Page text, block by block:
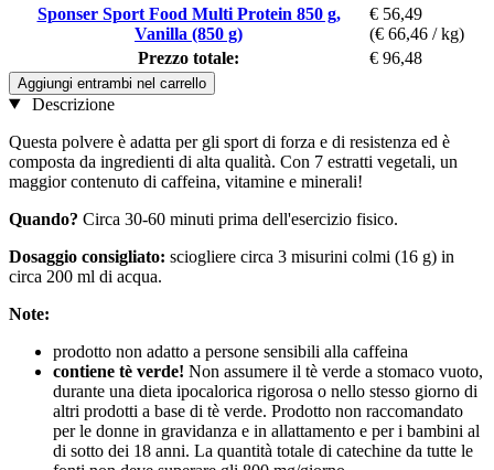
Sponser Sport Food Multi Protein 850 g,
Vanilla (850 g)
€ 56,49
(€ 66,46 / kg)
Prezzo totale:
€ 96,48
Aggiungi entrambi nel carrello
Descrizione
Questa polvere è adatta per gli sport di forza e di resistenza ed è
composta da ingredienti di alta qualità. Con 7 estratti vegetali, un
maggior contenuto di caffeina, vitamine e minerali!
Quando? Circa 30-60 minuti prima dell'esercizio fisico.
Dosaggio consigliato: sciogliere circa 3 misurini colmi (16 g) in
circa 200 ml di acqua.
Note:
prodotto non adatto a persone sensibili alla caffeina
contiene tè verde! Non assumere il tè verde a stomaco vuoto,
durante una dieta ipocalorica rigorosa o nello stesso giorno di
altri prodotti a base di tè verde. Prodotto non raccomandato
per le donne in gravidanza e in allattamento e per i bambini al
di sotto dei 18 anni. La quantità totale di catechine da tutte le